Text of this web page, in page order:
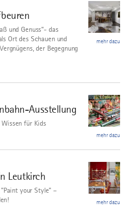
©
und Genuss“- das
Ort des Schauen und
der Begegnung
mehr dazu
Ausstellung
©
für Kids
mehr dazu
Leutkirch
©
your Style" –
mehr dazu